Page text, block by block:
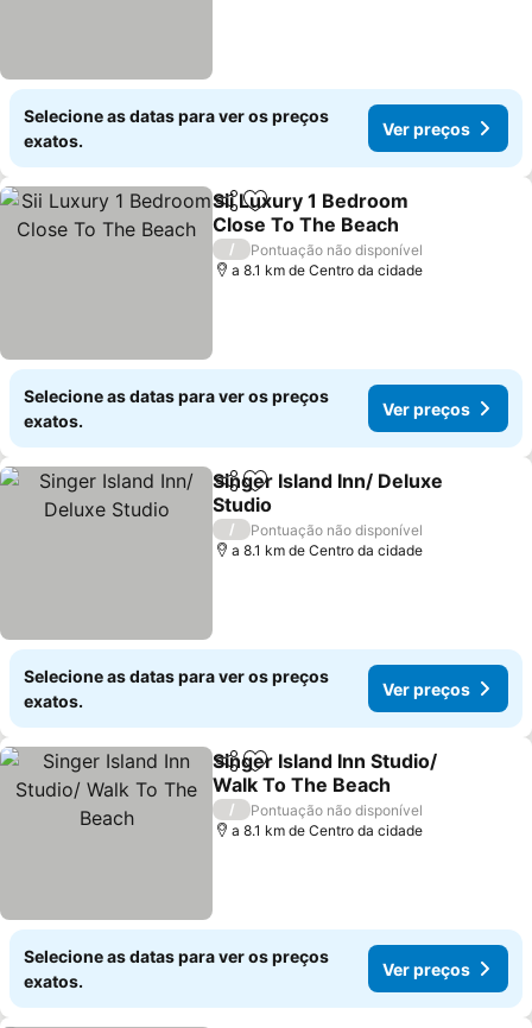
Selecione as datas para ver os preços
exatos.
Ver preços
PartilharAdicionar aos favoritos
Sii Luxury 1 Bedroom
Close To The Beach
/
Pontuação não disponível
a 8.1 km de Centro da cidade
Selecione as datas para ver os preços
exatos.
Ver preços
PartilharAdicionar aos favoritos
Singer Island Inn/ Deluxe
Studio
/
Pontuação não disponível
a 8.1 km de Centro da cidade
Selecione as datas para ver os preços
exatos.
Ver preços
PartilharAdicionar aos favoritos
Singer Island Inn Studio/
Walk To The Beach
/
Pontuação não disponível
a 8.1 km de Centro da cidade
Selecione as datas para ver os preços
exatos.
Ver preços